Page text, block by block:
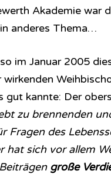
Akademie war
anderes Thema…
im Januar 2005
gut kannte: Der
zu brennenden
Fragen des
hat sich vor allem
große